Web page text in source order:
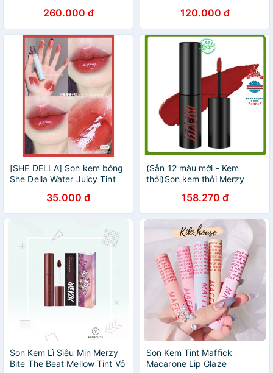
260.000 đ 120.000 đ
[SHE DELLA] Son kem bóng
She Della Water Juicy Tint
35.000 đ
(Sẵn 12 màu mới - Kem
thỏi)Son kem thỏi Merzy
158.270 đ
Son Kem Lì Siêu Mịn Merzy
Bite The Beat Mellow Tint Vỏ
Son Kem Tint Maffick
Macarone Lip Glaze